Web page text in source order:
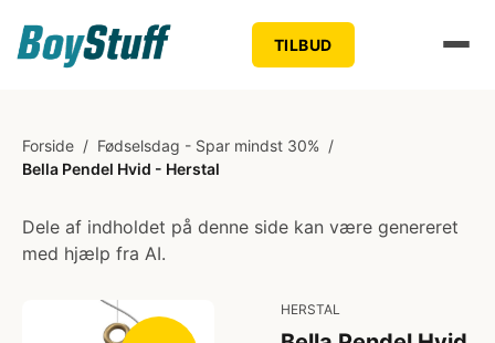
TILBUD
Forside / Fødselsdag - Spar mindst 30% /
Bella Pendel Hvid - Herstal
Dele af indholdet på denne side kan være genereret
med hjælp fra AI.
HERSTAL